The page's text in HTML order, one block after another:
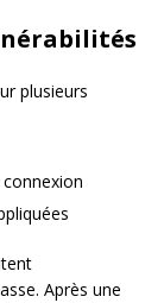
plusieurs
Après une